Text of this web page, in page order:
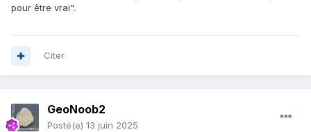
pour être vrai".
Citer
GeoNoob2
Posté(e) 13 juin 2025